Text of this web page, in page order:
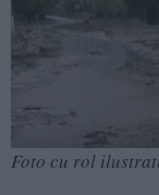
Foto cu rol